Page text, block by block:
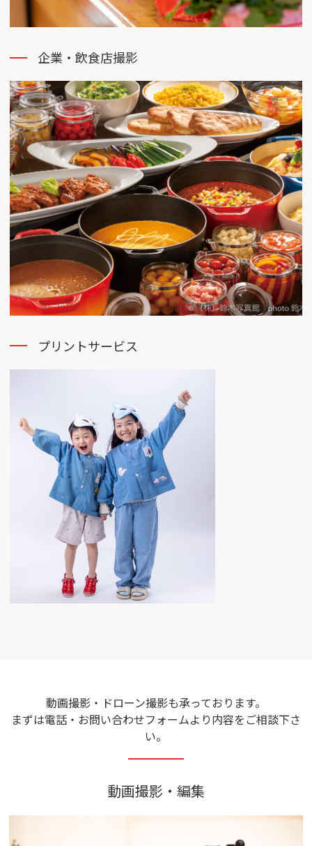
企業・飲⾷店撮影
プリントサービス
動画撮影・ドローン撮影も承っております。
まずは電話・お問い合わせフォームより内容をご相談下さ
い。
動画撮影・編集